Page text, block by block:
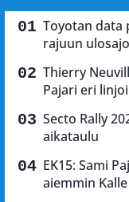
Toyotan data
rajuun
Thierry
Pajari eri
Secto Rally
aikataulu
EK15: Sami
aiemmin